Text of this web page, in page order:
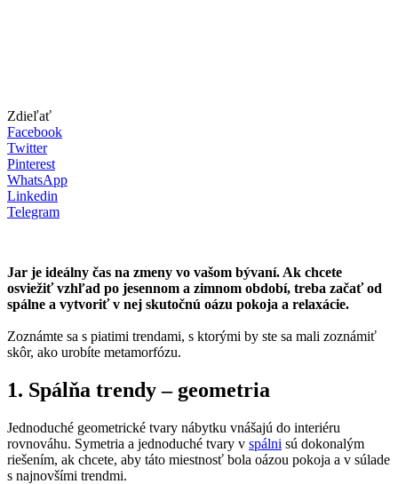
Zdieľať
Facebook
Twitter
Pinterest
WhatsApp
Linkedin
Telegram
Jar je ideálny čas na zmeny vo vašom bývaní. Ak chcete
osviežiť vzhľad po jesennom a zimnom období, treba začať od
spálne a vytvoriť v nej skutočnú oázu pokoja a relaxácie.
Zoznámte sa s piatimi trendami, s ktorými by ste sa mali zoznámiť
skôr, ako urobíte metamorfózu.
1. Spálňa trendy – geometria
Jednoduché geometrické tvary nábytku vnášajú do interiéru
rovnováhu. Symetria a jednoduché tvary v spálni sú dokonalým
riešením, ak chcete, aby táto miestnosť bola oázou pokoja a v súlade
s najnovšími trendmi.